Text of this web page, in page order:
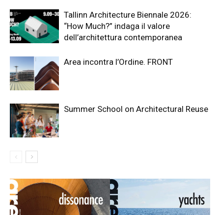
Tallinn Architecture Biennale 2026:
“How Much?” indaga il valore
dell’architettura contemporanea
Area incontra l’Ordine. FRONT
Summer School on Architectural Reuse